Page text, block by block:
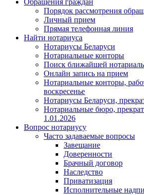
Порядок рассмотрения
Личный прием
Прямая телефонная линия
Найти нотариуса
Нотариусы Беларуси
Нотариальные конторы
Поиск ближайшей
Онлайн запись на прием
Нотариальные конторы,
воскресенье
Нотариусы Беларуси,
Нотариальные бюро,
1.01.2026
Вопрос нотариусу
Часто задаваемые вопросы
Завещание
Доверенности
Брачный договор
Наследство
Приватизация
Исполнительные